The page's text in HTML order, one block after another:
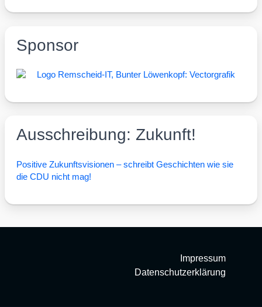
Sponsor
Ausschreibung: Zukunft!
Posi­ti­ve Zukunfts­vi­sio­nen – schreibt Geschich­ten wie sie
die CDU nicht mag!
Impressum
Datenschutzerklärung